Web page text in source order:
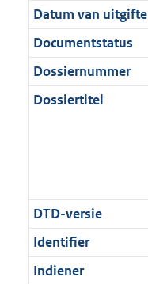
i
e
i
n
a
t
8
K
b
t
i
e
i
a
a
t
1
9
3
K
a
t
i
e
m
a
a
t
:
1
5
K
Datum van uitgifte
Documentstatus
Dossiernummer
Dossiertitel
DTD-versie
Identifier
Indiener